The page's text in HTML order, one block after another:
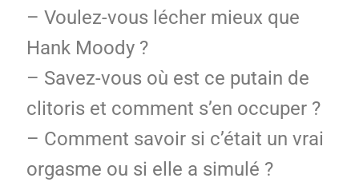
– Voulez-vous lécher mieux que
Hank Moody ?
– Savez-vous où est ce putain de
clitoris et comment s’en occuper ?
– Comment savoir si c’était un vrai
orgasme ou si elle a simulé ?